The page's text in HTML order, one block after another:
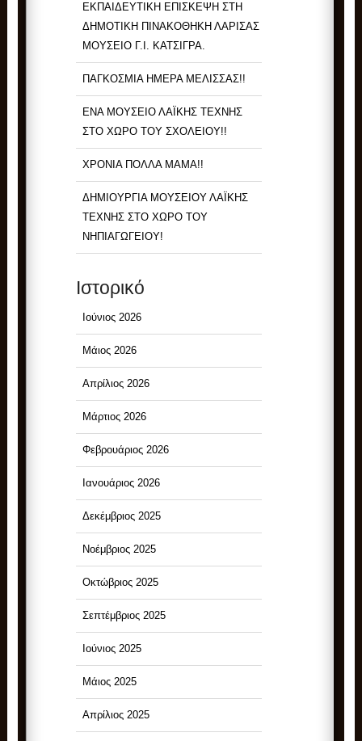
ΕΚΠΑΙΔΕΥΤΙΚΗ ΕΠΙΣΚΕΨΗ ΣΤΗ
ΔΗΜΟΤΙΚΗ ΠΙΝΑΚΟΘΗΚΗ ΛΑΡΙΣΑΣ
ΜΟΥΣΕΙΟ Γ.Ι. ΚΑΤΣΙΓΡΑ.
ΠΑΓΚΟΣΜΙΑ ΗΜΕΡΑ ΜΕΛΙΣΣΑΣ!!
ΕΝΑ ΜΟΥΣΕΙΟ ΛΑΪΚΗΣ ΤΕΧΝΗΣ
ΣΤΟ ΧΩΡΟ ΤΟΥ ΣΧΟΛΕΙΟΥ!!
ΧΡΟΝΙΑ ΠΟΛΛΑ ΜΑΜΑ!!
ΔΗΜΙΟΥΡΓΙΑ ΜΟΥΣΕΙΟΥ ΛΑΪΚΗΣ
ΤΕΧΝΗΣ ΣΤΟ ΧΩΡΟ ΤΟΥ
ΝΗΠΙΑΓΩΓΕΙΟΥ!
Ιστορικό
Ιούνιος 2026
Μάιος 2026
Απρίλιος 2026
Μάρτιος 2026
Φεβρουάριος 2026
Ιανουάριος 2026
Δεκέμβριος 2025
Νοέμβριος 2025
Οκτώβριος 2025
Σεπτέμβριος 2025
Ιούνιος 2025
Μάιος 2025
Απρίλιος 2025